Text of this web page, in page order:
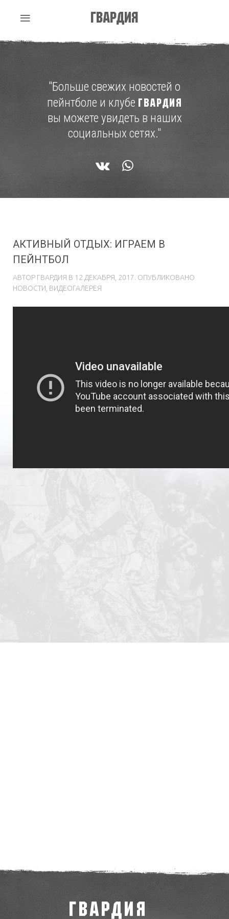
Гвардия
"Больше свежих новостей о
пейнтболе и клубе
ГВАРДИЯ
вы можете увидеть в наших
социальных сетях."
АКТИВНЫЙ ОТДЫХ: ИГРАЕМ В
ПЕЙНТБОЛ
АВТОР ГВAРДИЯ В 12 ДЕКАБРЯ, 2017. ОПУБЛИКОВАНО
НОВОСТИ ВИДЕОГАЛЕРЕЯ
ГВАРДИЯ